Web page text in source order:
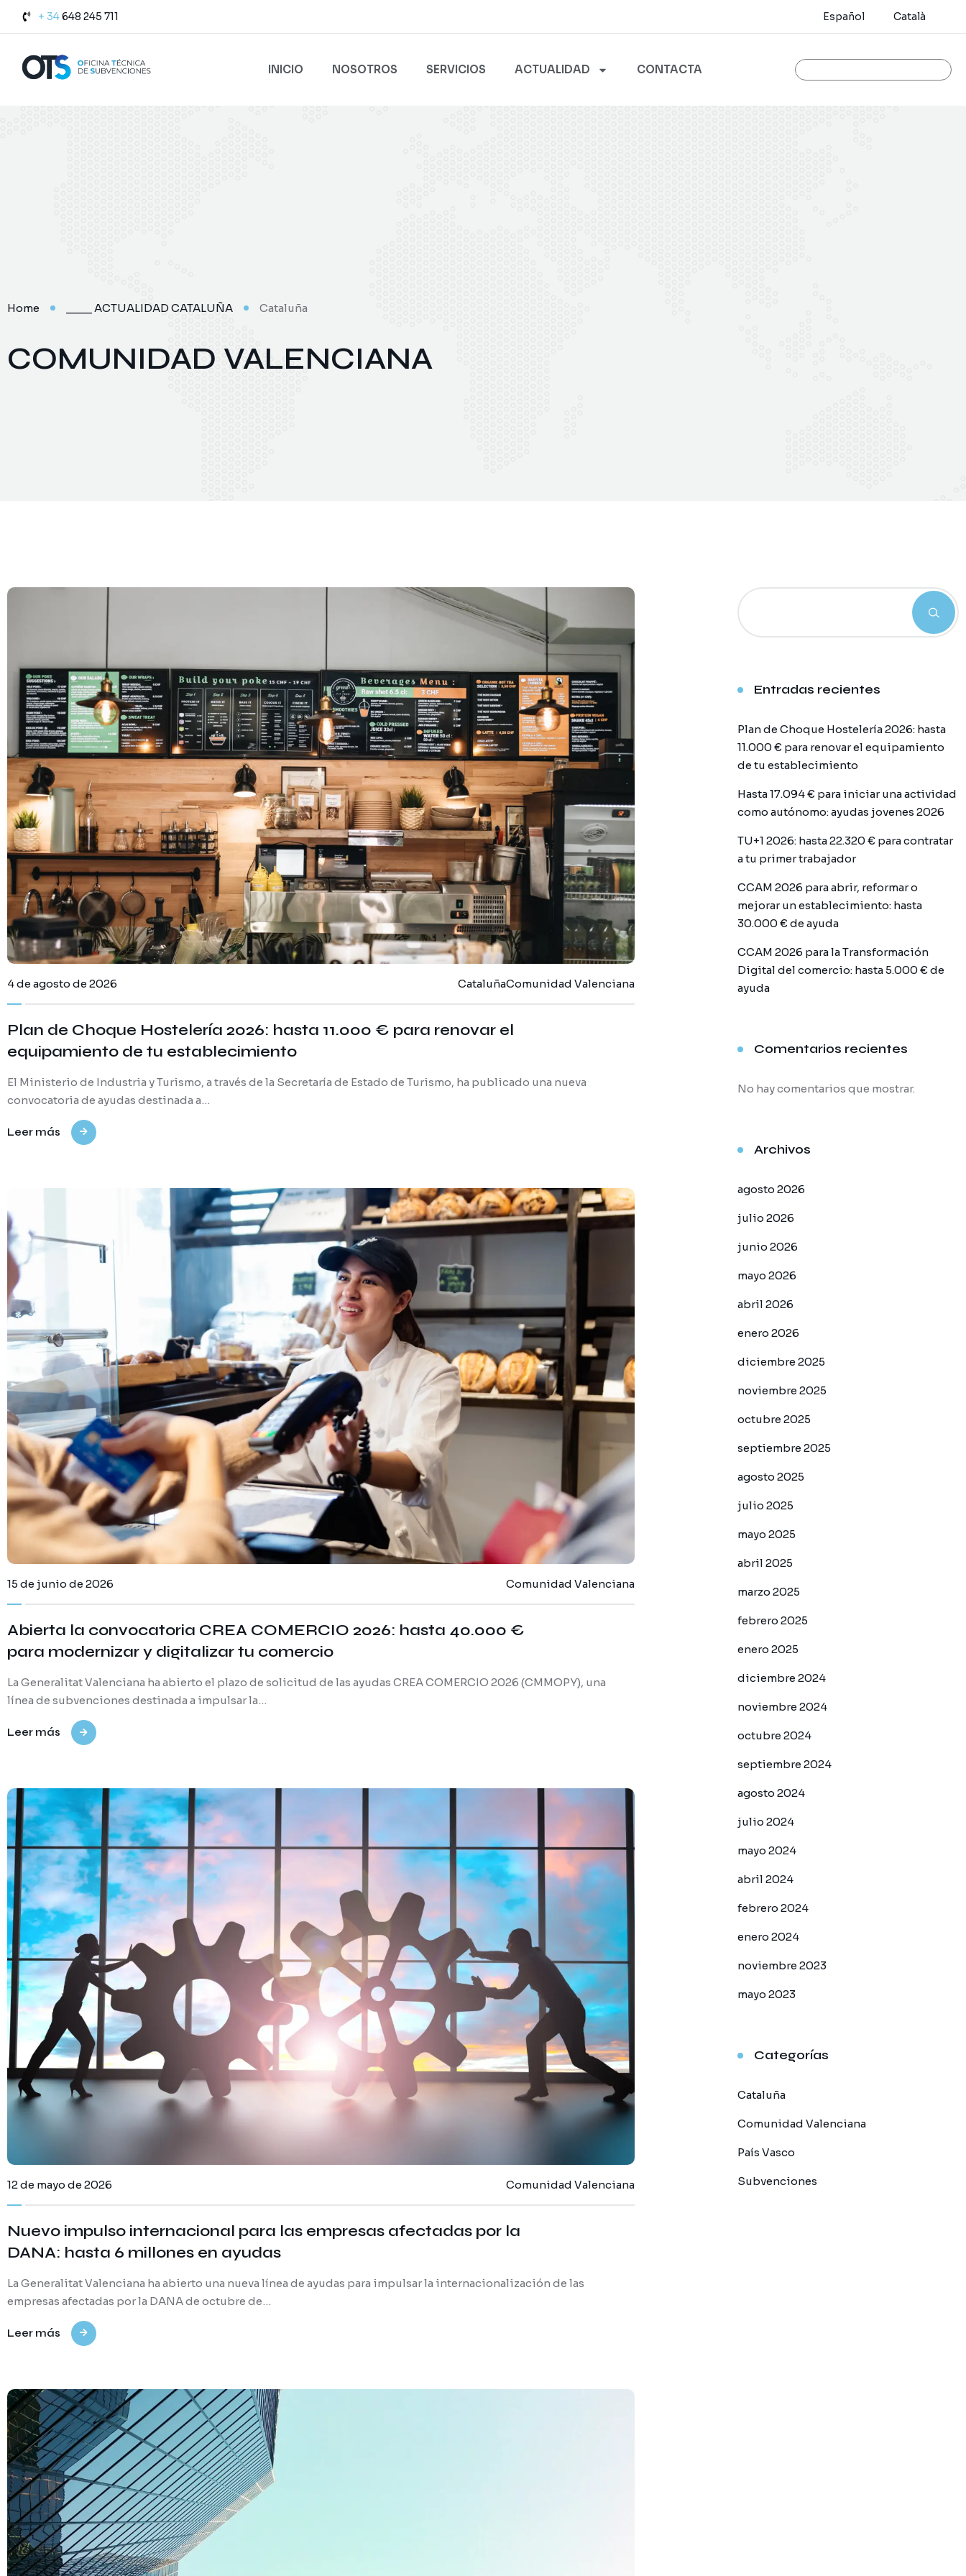
+ 34648 245 711 Español Català
INICIO NOSOTROS SERVICIOS ACTUALIDAD CONTACTA
Home ____ ACTUALIDAD CATALUÑA Cataluña
COMUNIDAD VALENCIANA
4 de agosto de 2026 CataluñaComunidad Valenciana
Plan de Choque Hostelería 2026: hasta 11.000 € para renovar el
equipamiento de tu establecimiento
El Ministerio de Industria y Turismo, a través de la Secretaría de Estado de Turismo, ha publicado una nueva
convocatoria de ayudas destinada a…
Leer más
15 de junio de 2026 Comunidad Valenciana
Abierta la convocatoria CREA COMERCIO 2026: hasta 40.000 €
para modernizar y digitalizar tu comercio
La Generalitat Valenciana ha abierto el plazo de solicitud de las ayudas CREA COMERCIO 2026 (CMMOPY), una
línea de subvenciones destinada a impulsar la…
Leer más
12 de mayo de 2026 Comunidad Valenciana
Nuevo impulso internacional para las empresas afectadas por la
DANA: hasta 6 millones en ayudas
La Generalitat Valenciana ha abierto una nueva línea de ayudas para impulsar la internacionalización de las
empresas afectadas por la DANA de octubre de…
Leer más
Entradas recientes
Plan de Choque Hostelería 2026: hasta
11.000 € para renovar el equipamiento
de tu establecimiento
Hasta 17.094 € para iniciar una actividad
como autónomo: ayudas jovenes 2026
TU+1 2026: hasta 22.320 € para contratar
a tu primer trabajador
CCAM 2026 para abrir, reformar o
mejorar un establecimiento: hasta
30.000 € de ayuda
CCAM 2026 para la Transformación
Digital del comercio: hasta 5.000 € de
ayuda
Comentarios recientes
No hay comentarios que mostrar.
Archivos
agosto 2026
julio 2026
junio 2026
mayo 2026
abril 2026
enero 2026
diciembre 2025
noviembre 2025
octubre 2025
septiembre 2025
agosto 2025
julio 2025
mayo 2025
abril 2025
marzo 2025
febrero 2025
enero 2025
diciembre 2024
noviembre 2024
octubre 2024
septiembre 2024
agosto 2024
julio 2024
mayo 2024
abril 2024
febrero 2024
enero 2024
noviembre 2023
mayo 2023
Categorías
Cataluña
Comunidad Valenciana
País Vasco
Subvenciones